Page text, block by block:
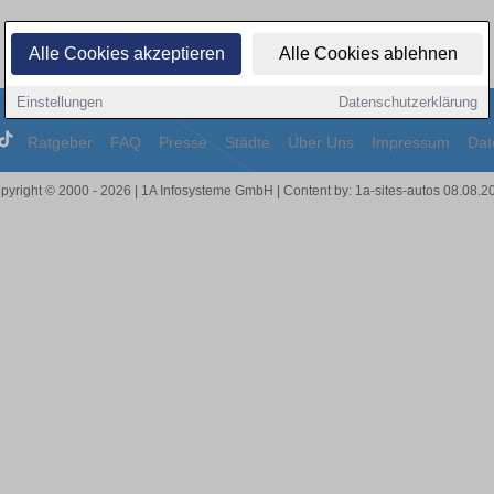
Alle Cookies akzeptieren Alle Cookies ablehnen
Einstellungen Datenschutzerklärung
Ratgeber FAQ Presse Städte Über Uns Impressum
© 2000 - 2026 | 1A Infosysteme GmbH | Content by: 1a-sites-autos